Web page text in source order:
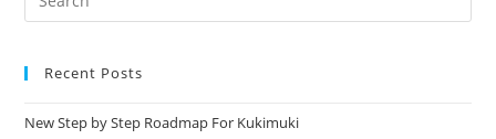
Recent Posts
New Step by Step Roadmap For Kukimuki